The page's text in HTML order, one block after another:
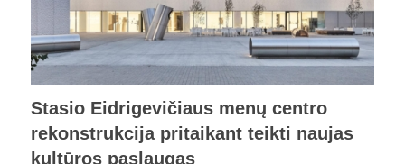
Stasio Eidrigevičiaus menų centro
rekonstrukcija pritaikant teikti naujas
kultūros paslaugas